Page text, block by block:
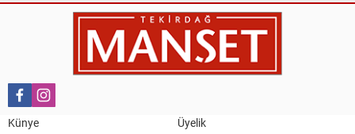
Nail Kazanç
10 Mart 2023 21:36
HAYDİ TEKİRDAĞ MAÇA !!!!
TEKİRDAĞ İL EMNİYET MÜDÜRÜMÜZE HAYIRLI OLSUN
Künye
Üyelik